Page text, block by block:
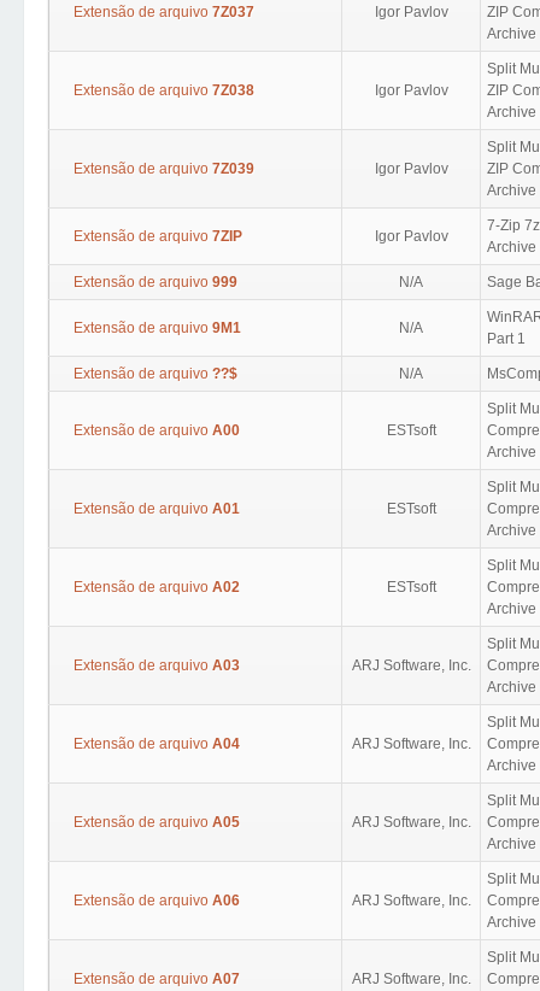
Extensão de arquivo 7Z037 Igor Pavlov
ZIP
Archive
Extensão de arquivo 7Z038 Igor Pavlov
Split
ZIP
Archive
Extensão de arquivo 7Z039 Igor Pavlov
Split
ZIP
Archive
Extensão de arquivo 7ZIP Igor Pavlov
7-Zip
Archive
Extensão de arquivo 999 N/A Sage
Extensão de arquivo 9M1 N/A
Part 1
Extensão de arquivo ??$ N/A
Extensão de arquivo A00 ESTsoft
Split
Archive
Extensão de arquivo A01 ESTsoft
Split
Archive
Extensão de arquivo A02 ESTsoft
Split
Archive
Extensão de arquivo A03 ARJ Software, Inc.
Split
Archive
Extensão de arquivo A04 ARJ Software, Inc.
Split
Archive
Extensão de arquivo A05 ARJ Software, Inc.
Split
Archive
Extensão de arquivo A06 ARJ Software, Inc.
Split
Archive
Extensão de arquivo A07 ARJ Software, Inc.
Split